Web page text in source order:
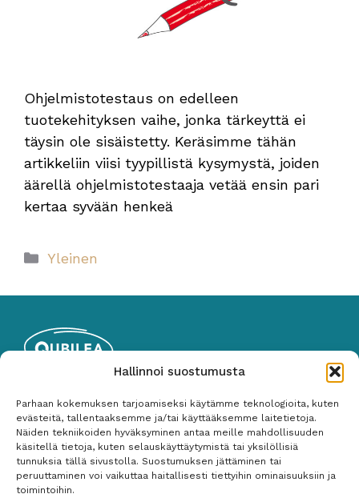
Hallinnoi suostumusta
Parhaan kokemuksen tarjoamiseksi käytämme teknologioita, kuten
evästeitä, tallentaaksemme ja/tai käyttääksemme laitetietoja.
Näiden tekniikoiden hyväksyminen antaa meille mahdollisuuden
käsitellä tietoja, kuten selauskäyttäytymistä tai yksilöllisiä
tunnuksia tällä sivustolla. Suostumuksen jättäminen tai
peruuttaminen voi vaikuttaa haitallisesti tiettyihin ominaisuuksiin ja
toimintoihin.
Ohjelmistotestaus on edelleen
tuotekehityksen vaihe, jonka tärkeyttä ei
täysin ole sisäistetty. Keräsimme tähän
artikkeliin viisi tyypillistä kysymystä, joiden
äärellä ohjelmistotestaaja vetää ensin pari
kertaa syvään henkeä
Kategoriat
Yleinen
Y-tunnus: 2535767-1
050 487 3265
Palvelut